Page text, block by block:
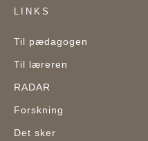
LINKS
Til pædagogen
Til læreren
RADAR
Forskning
Det sker